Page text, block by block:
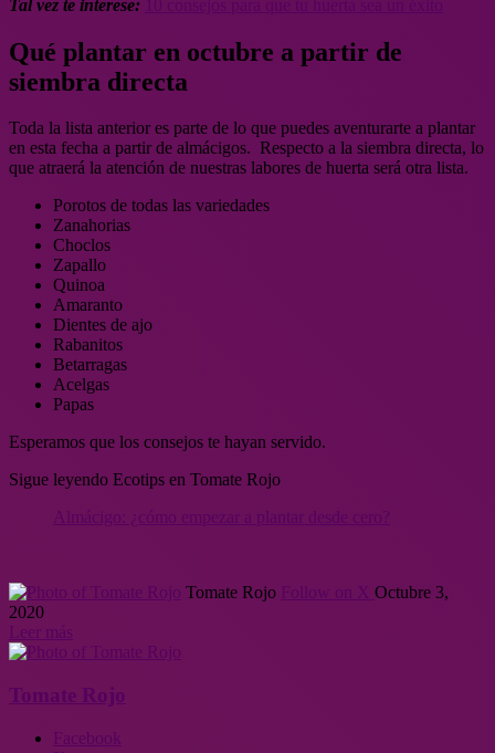
Tal vez te interese:
Qué plantar en octubre a partir de
siembra directa
Toda la lista anterior es parte de lo que puedes aventurarte a plantar
en esta fecha a partir de almácigos. Respecto a la siembra directa, lo
que atraerá la atención de nuestras labores de huerta será otra lista.
Porotos de todas las variedades
Zanahorias
Choclos
Zapallo
Quinoa
Amaranto
Dientes de ajo
Rabanitos
Betarragas
Acelgas
Papas
Esperamos que los consejos te hayan servido.
Sigue leyendo Ecotips en Tomate Rojo
Tomate Rojo
Octubre 3,
2020